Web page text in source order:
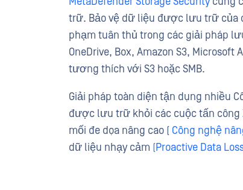
trữ. Bảo vệ dữ liệu được lưu trữ của
phạm tuân thủ trong các giải pháp
OneDrive, Box, Amazon S3,
tương thích với S3 hoặc SMB.
Giải pháp toàn diện tận dụng nhiều
được lưu trữ khỏi các cuộc tấn công
mối đe dọa nâng cao ( Công nghệ
dữ liệu nhạy cảm (Proactive Data